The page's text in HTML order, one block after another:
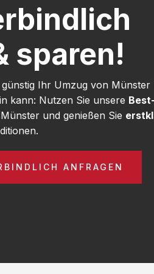
sparen!
Ihr Umzug von Münster
kann: Nutzen Sie unsere
und genießen Sie
ANFRAGEN